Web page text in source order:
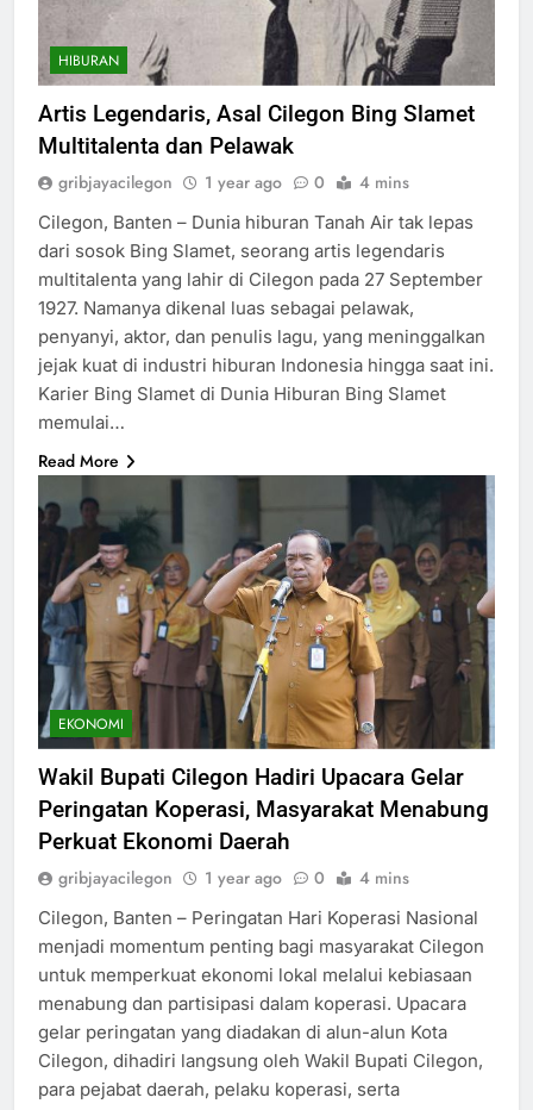
HIBURAN
Artis Legendaris, Asal Cilegon Bing Slamet
Multitalenta dan Pelawak
gribjayacilegon 1 year ago 0 4 mins
Cilegon, Banten – Dunia hiburan Tanah Air tak lepas
dari sosok Bing Slamet, seorang artis legendaris
multitalenta yang lahir di Cilegon pada 27 September
1927. Namanya dikenal luas sebagai pelawak,
penyanyi, aktor, dan penulis lagu, yang meninggalkan
jejak kuat di industri hiburan Indonesia hingga saat ini.
Karier Bing Slamet di Dunia Hiburan Bing Slamet
memulai…
Read More
EKONOMI
Wakil Bupati Cilegon Hadiri Upacara Gelar
Peringatan Koperasi, Masyarakat Menabung
Perkuat Ekonomi Daerah
gribjayacilegon 1 year ago 0 4 mins
Cilegon, Banten – Peringatan Hari Koperasi Nasional
menjadi momentum penting bagi masyarakat Cilegon
untuk memperkuat ekonomi lokal melalui kebiasaan
menabung dan partisipasi dalam koperasi. Upacara
gelar peringatan yang diadakan di alun-alun Kota
Cilegon, dihadiri langsung oleh Wakil Bupati Cilegon,
para pejabat daerah, pelaku koperasi, serta